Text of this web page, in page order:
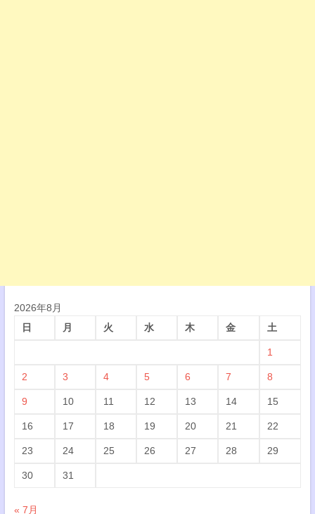
2026年8月
日
月 火 水 木 金 土
1
2 3 4 5 6 7 8
9 10 11 12 13 14 15
16 17 18 19 20 21 22
23 24 25 26 27 28 29
30 31
« 7月